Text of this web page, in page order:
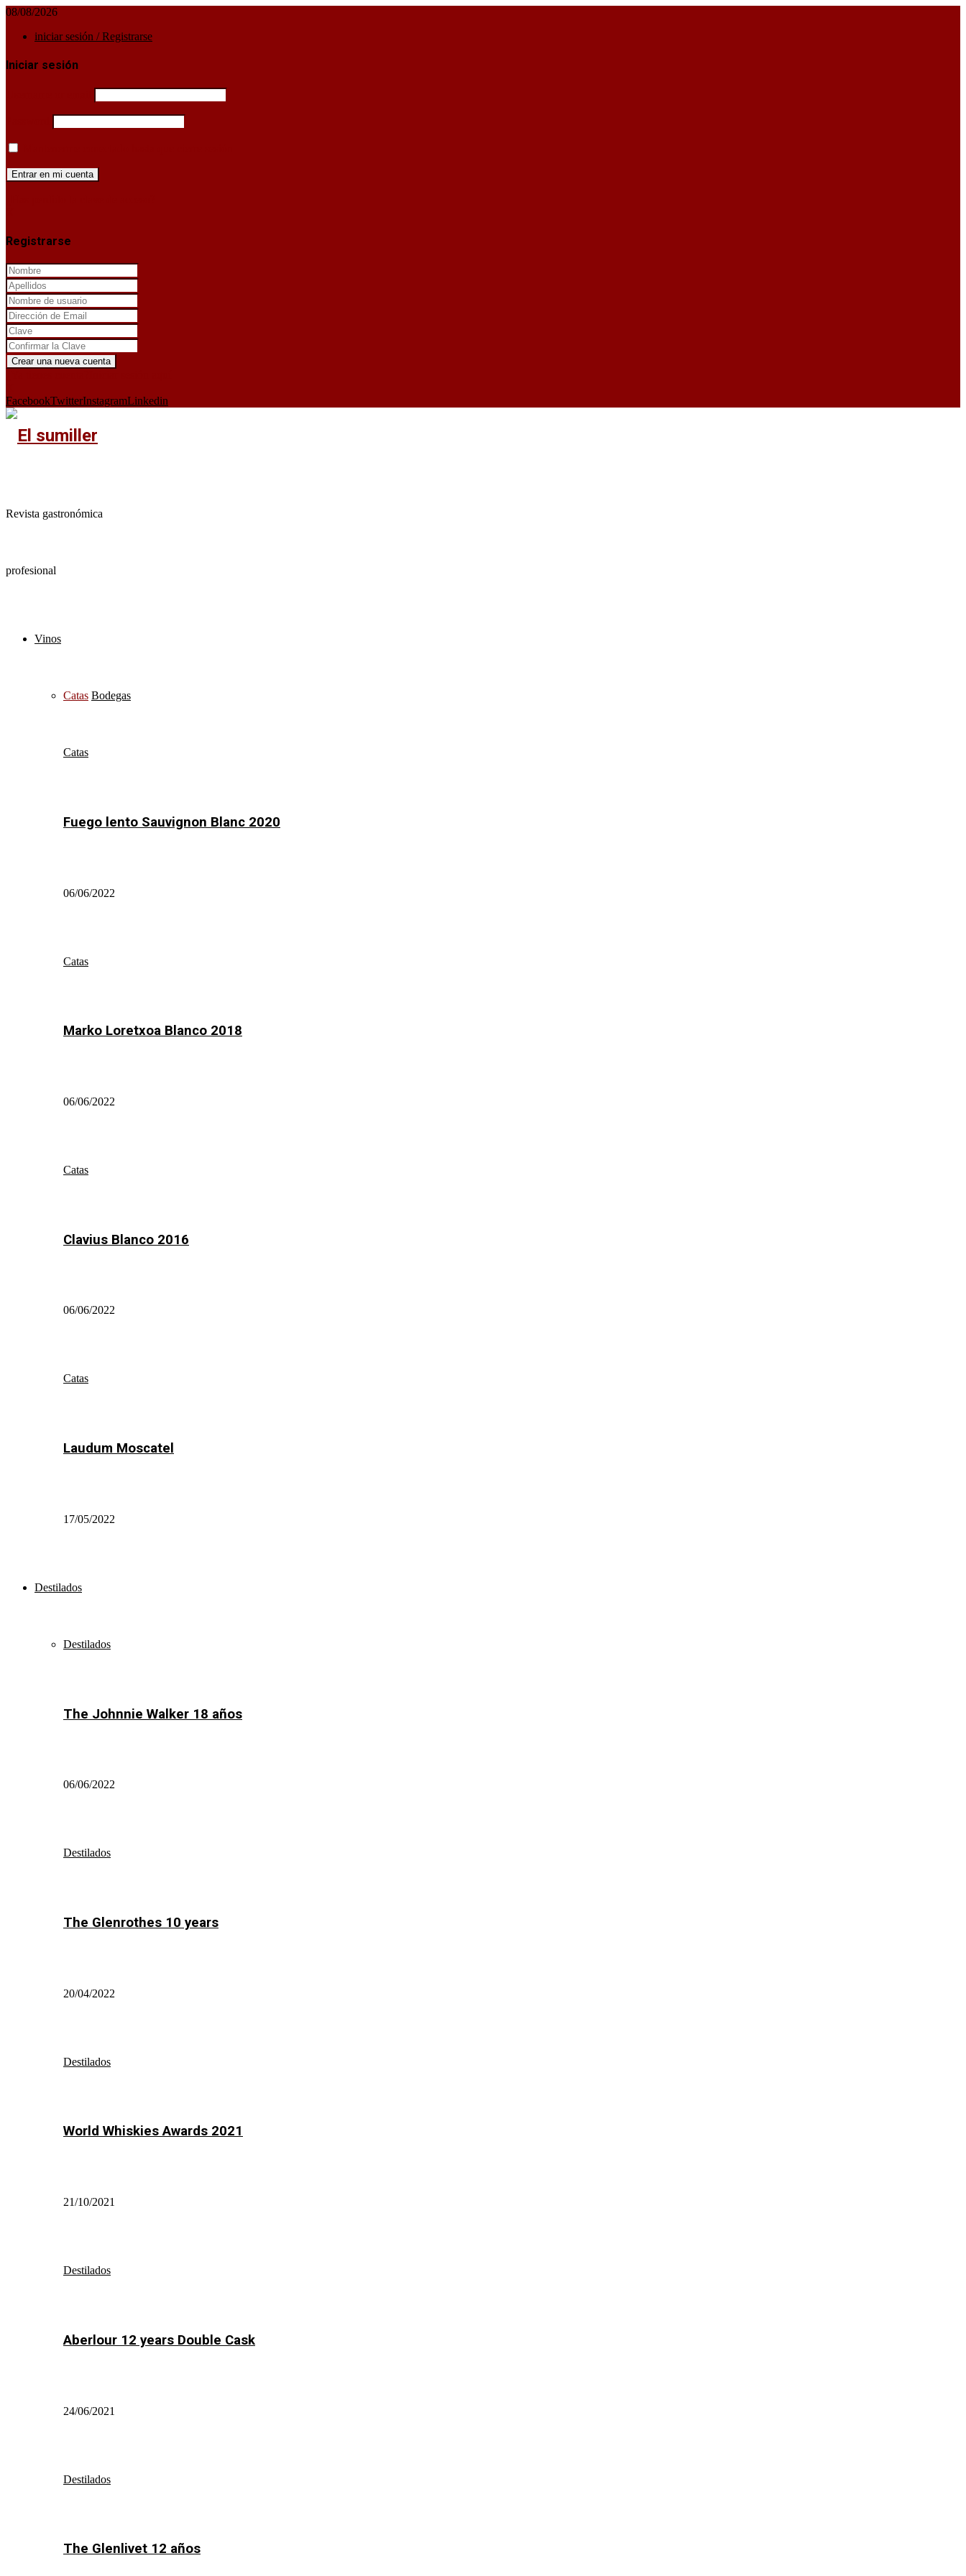
08/08/2026
iniciar sesión / Registrarse
Iniciar sesión
Registrarse
FacebookTwitterInstagramLinkedin
Revista gastronómica
profesional
Vinos
Catas Bodegas
Catas
Fuego lento Sauvignon Blanc 2020
06/06/2022
Catas
Marko Loretxoa Blanco 2018
06/06/2022
Catas
Clavius Blanco 2016
06/06/2022
Catas
Laudum Moscatel
17/05/2022
Destilados
Destilados
The Johnnie Walker 18 años
06/06/2022
Destilados
The Glenrothes 10 years
20/04/2022
Destilados
World Whiskies Awards 2021
21/10/2021
Destilados
Aberlour 12 years Double Cask
24/06/2021
Destilados
The Glenlivet 12 años